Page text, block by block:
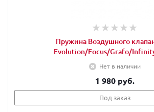
Пружина Воздушного
Evolution/Focus/Grafo/
Нет в наличии
1 980 руб.
Под заказ